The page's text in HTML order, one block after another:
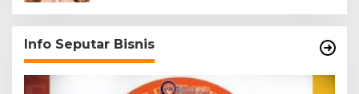
Info Seputar Bisnis